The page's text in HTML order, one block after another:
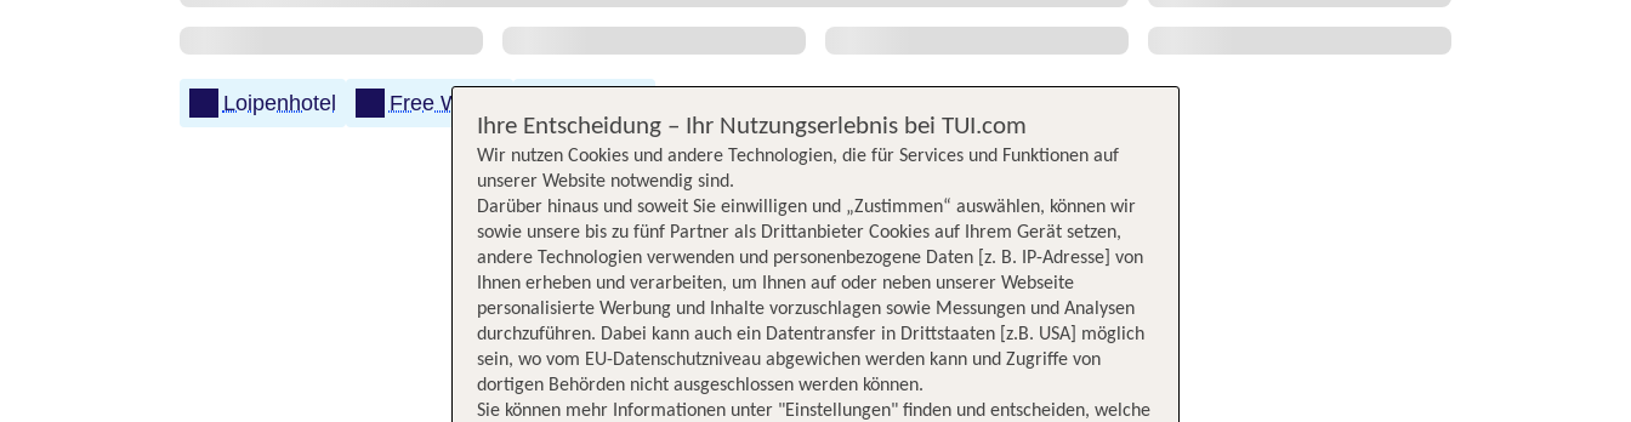
Loipenhotel Free WLAN
Ihre Entscheidung – Ihr Nutzungserlebnis bei TUI.com
Wir nutzen Cookies und andere Technologien, die für Services und Funktionen auf
unserer Website notwendig sind.
Darüber hinaus und soweit Sie einwilligen und „Zustimmen“ auswählen, können wir
sowie unsere bis zu fünf Partner als Drittanbieter Cookies auf Ihrem Gerät setzen,
andere Technologien verwenden und personenbezogene Daten [z. B. IP-Adresse] von
Ihnen erheben und verarbeiten, um Ihnen auf oder neben unserer Webseite
personalisierte Werbung und Inhalte vorzuschlagen sowie Messungen und Analysen
durchzuführen. Dabei kann auch ein Datentransfer in Drittstaaten [z.B. USA] möglich
sein, wo vom EU-Datenschutzniveau abgewichen werden kann und Zugriffe von
dortigen Behörden nicht ausgeschlossen werden können.
Sie können mehr Informationen unter "Einstellungen" finden und entscheiden, welche